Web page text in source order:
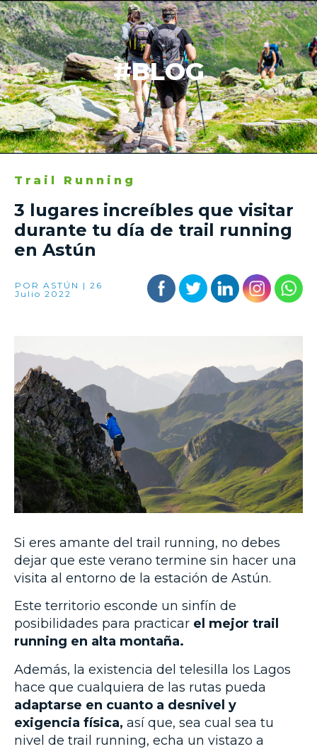
#BLOG
Trail Running
3 lugares increíbles que visitar
durante tu día de trail running
en Astún
POR ASTÚN | 26
Julio 2022
Si eres amante del trail running, no debes
dejar que este verano termine sin hacer una
visita al entorno de la estación de Astún.
Este territorio esconde un sinfín de
posibilidades para practicar el mejor trail
running en alta montaña.
Además, la existencia del telesilla los Lagos
hace que cualquiera de las rutas pueda
adaptarse en cuanto a desnivel y
exigencia física, así que, sea cual sea tu
nivel de trail running, echa un vistazo a